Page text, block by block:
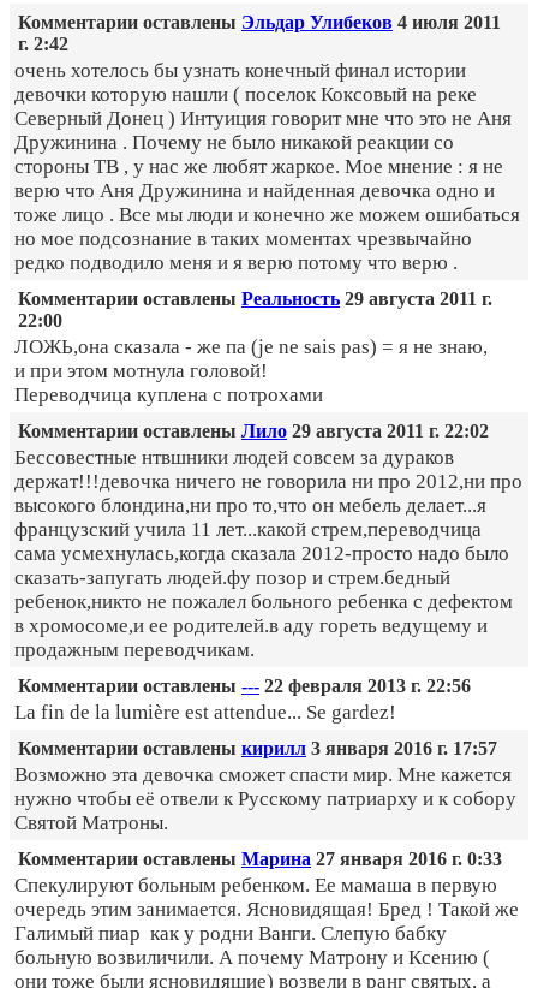
Комментарии оставлены Эльдар Улибеков 4 июля 2011
г. 2:42
очень хотелось бы узнать конечный финал истории
девочки которую нашли ( поселок Коксовый на реке
Северный Донец ) Интуиция говорит мне что это не Аня
Дружинина . Почему не было никакой реакции со
стороны ТВ , у нас же любят жаркое. Мое мнение : я не
верю что Аня Дружинина и найденная девочка одно и
тоже лицо . Все мы люди и конечно же можем ошибаться
но мое подсознание в таких моментах чрезвычайно
редко подводило меня и я верю потому что верю .
Комментарии оставлены Реальность 29 августа 2011 г.
22:00
ЛОЖЬ,она сказала - же па (je ne sais pas) = я не знаю,
и при этом мотнула головой!
Переводчица куплена с потрохами
Комментарии оставлены Лило 29 августа 2011 г. 22:02
Бессовестные нтвшники людей совсем за дураков
держат!!!девочка ничего не говорила ни про 2012,ни про
высокого блондина,ни про то,что он мебель делает...я
французский учила 11 лет...какой стрем,переводчица
сама усмехнулась,когда сказала 2012-просто надо было
сказать-запугать людей.фу позор и стрем.бедный
ребенок,никто не пожалел больного ребенка с дефектом
в хромосоме,и ее родителей.в аду гореть ведущему и
продажным переводчикам.
Комментарии оставлены --- 22 февраля 2013 г. 22:56
La fin de la lumière est attendue... Se gardez!
Комментарии оставлены кирилл 3 января 2016 г. 17:57
Возможно эта девочка сможет спасти мир. Мне кажется
нужно чтобы её отвели к Русскому патриарху и к собору
Святой Матроны.
Комментарии оставлены Марина 27 января 2016 г. 0:33
Спекулируют больным ребенком. Ее мамаша в первую
очередь этим занимается. Ясновидящая! Бред ! Такой же
Галимый пиар как у родни Ванги. Слепую бабку
больную возвиличили. А почему Матрону и Ксению (
они тоже были ясновидящие) возвели в ранг святых, а